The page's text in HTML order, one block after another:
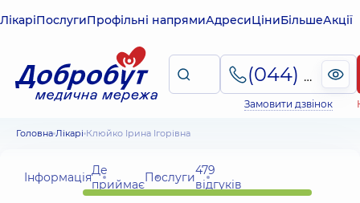
ЛікаріПослугиПрофільні напрямиАдресиЦіниБільшеАкції
(044) 495-2-888
Замовити дзвінок
Головна Лікарі Клюйко Ірина Ігорівна
ІнформаціяДе
приймаєПослуги479
відгуків